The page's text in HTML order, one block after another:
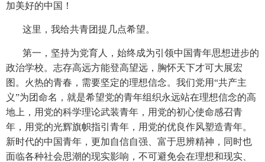
加美好的中国！
这里，我给共青团提几点希望。
第一，坚持为党育人，始终成为引领中国青年思想进步的
政治学校。志存高远方能登高望远，胸怀天下才可大展宏
图。火热的青春，需要坚定的理想信念。我们党用“共产主
义”为团命名，就是希望党的青年组织永远站在理想信念的高
地上，用党的科学理论武装青年，用党的初心使命感召青
年，用党的光辉旗帜指引青年，用党的优良作风塑造青年。
新时代的中国青年，更加自信自强、富于思辨精神，同时也
面临各种社会思潮的现实影响，不可避免会在理想和现实、